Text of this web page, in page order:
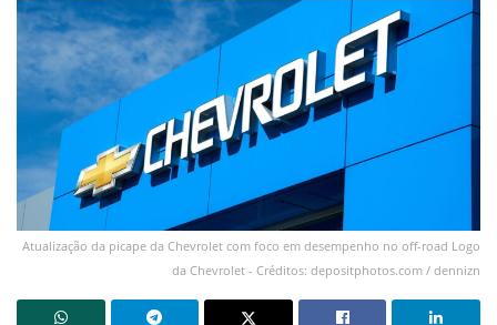
Atualização da picape da Chevrolet com foco em desempenho no off-road Logo
da Chevrolet - Créditos: depositphotos.com / dennizn